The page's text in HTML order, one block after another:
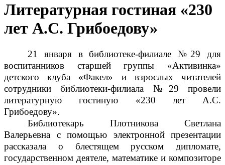
Литературная гостиная «230
лет А.С. Грибоедову»
21 января в библиотеке-филиале №29 для
воспитанников старшей группы «Активинка»
детского клуба «Факел» и взрослых читателей
сотрудники библиотеки-филиала №29 провели
литературную гостиную «230 лет А.С.
Грибоедову».
Библиотекарь Плотникова Светлана
Валерьевна с помощью электронной презентации
рассказала о блестящем русском дипломате,
государственном деятеле, математике и композиторе